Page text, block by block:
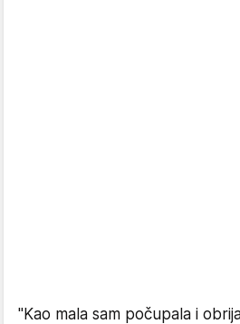
"Kao mala sam počupala i